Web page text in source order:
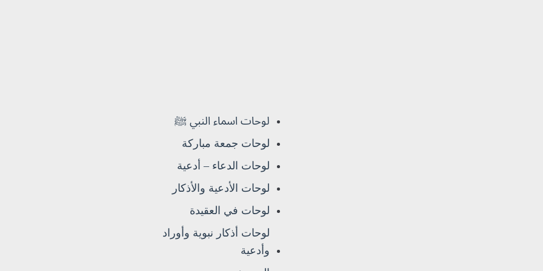
لوحات اسماء النبي ﷺ
لوحات جمعة مباركة
لوحات الدعاء – أدعية
لوحات الأدعية والأذكار
لوحات في العقيدة
لوحات أذكار نبوية وأوراد
وأدعية